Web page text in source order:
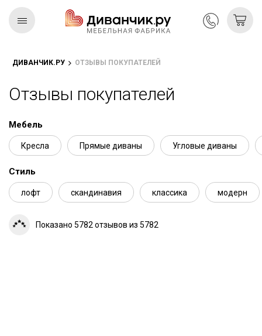
ДИВАНЧИК.РУ ОТЗЫВЫ ПОКУПАТЕЛЕЙ
Отзывы покупателей
Мебель
Кресла Прямые диваны Угловые диваны
Стиль
лофт скандинавия классика модерн
Показано 5782 отзывов из 5782
коллекция